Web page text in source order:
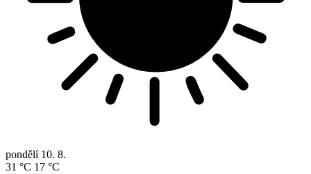
pondělí 10. 8.
31 °C 17 °C